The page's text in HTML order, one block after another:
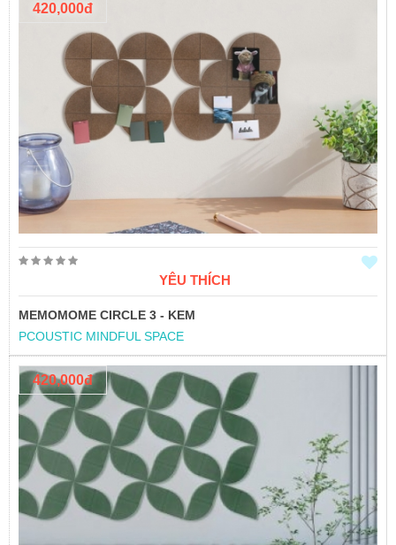
420,000đ
YÊU THÍCH
MEMOMOME CIRCLE 3 - KEM
PCOUSTIC MINDFUL SPACE
420,000đ